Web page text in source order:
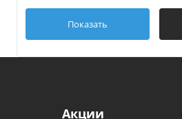
Показать
Акции